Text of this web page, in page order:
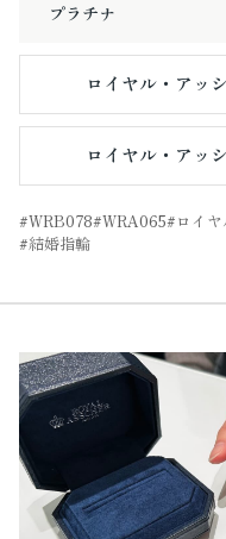
プラチナ
ロイヤル・アッ
ロイヤル・アッ
WRB078 WRA065 ロイ
結婚指輪